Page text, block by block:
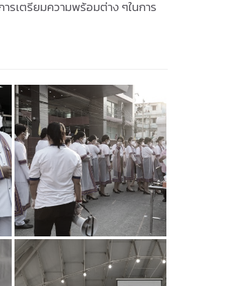
เตรียมความพร้อมต่าง ๆในการ